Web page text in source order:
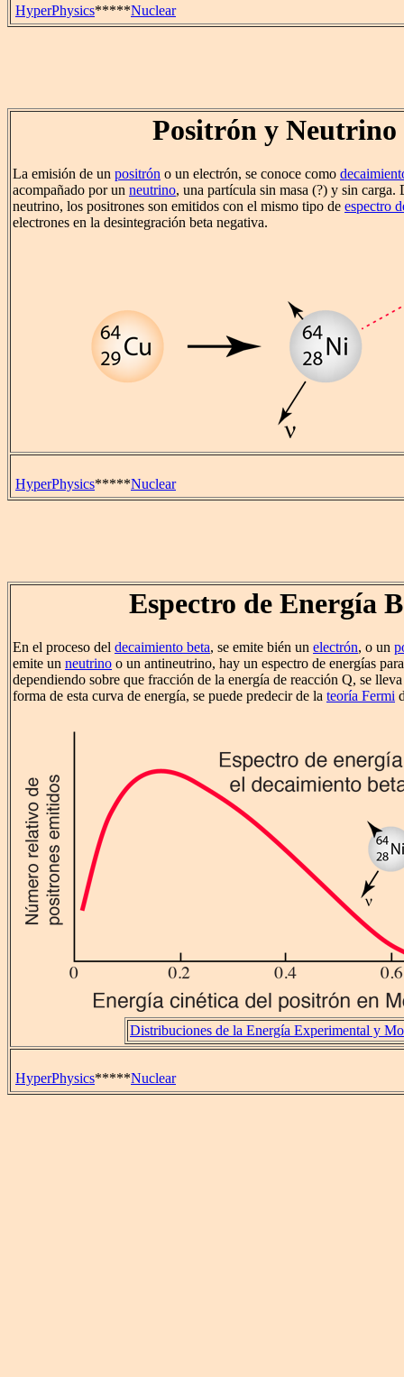
HyperPhysics*****Nuclear
Positrón y Neutrino
La emisión de un positrón o un electrón, se conoce como
acompañado por un neutrino, una partícula sin masa (?) y sin carga.
neutrino, los positrones son emitidos con el mismo tipo de espectro
electrones en la desintegración beta negativa.
HyperPhysics*****Nuclear
Espectro de Energía
En el proceso del decaimiento beta, se emite bién un electrón, o un
emite un neutrino o un antineutrino, hay un espectro de energías
dependiendo sobre que fracción de la energía de reacción Q, se
forma de esta curva de energía, se puede predecir de la teoría Fermi
Distribuciones de la Energía Experimental y
HyperPhysics*****Nuclear